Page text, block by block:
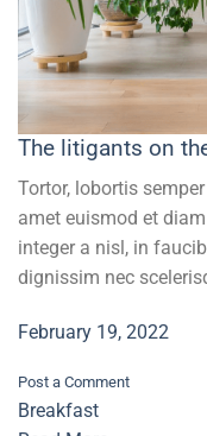
The litigants on
Tortor, lobortis
amet euismod et
integer a nisl, in
dignissim nec
February 19, 2022
Post a Comment
Breakfast